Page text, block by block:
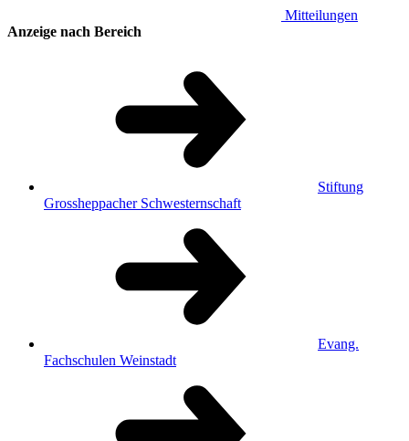
Mitteilungen
Anzeige nach Bereich
Stiftung
Grossheppacher Schwesternschaft
Evang.
Fachschulen Weinstadt